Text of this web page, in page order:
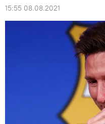
15:55 08.08.2021